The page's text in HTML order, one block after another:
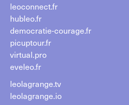
leoconnect.fr
hubleo.fr
democratie-courage.fr
picuptour.fr
virtual.pro
eveleo.fr
leolagrange.tv
leolagrange.io